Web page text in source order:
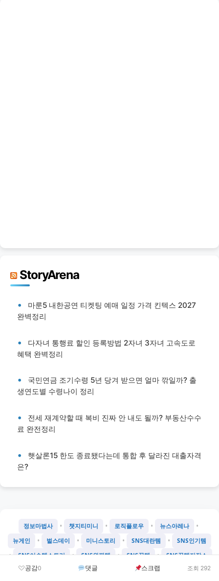
StoryArena
마룬5 내한공연 티켓팅 예매 일정 가격 킨텍스 2027
완벽정리
다자녀 통행료 할인 등록방법 2자녀 3자녀 고속도로
혜택 완벽정리
국민연금 조기수령 5년 당겨 받으면 얼마 깎일까? 출
생연도별 수령나이 정리
전세 재계약할 때 복비 진짜 안 내도 될까? 부동산수수
료 완전정리
햇살론15 한도 종료됐다는데 통합 후 달라진 대출자격
은?
공감0 댓글 스크랩 조회 292
정보마법사 • 챗지티미니 • 로직플로우 • 뉴스아레나 •
뉴게인 • 벌스데이 • 미니스토리 • SNS대란템 • SNS인기템
• SNS이슈템스토리 • SNS완판템 • SNS꿀템 • SNS꿀템저장소
24쿠팡샵 • 호텔매니아